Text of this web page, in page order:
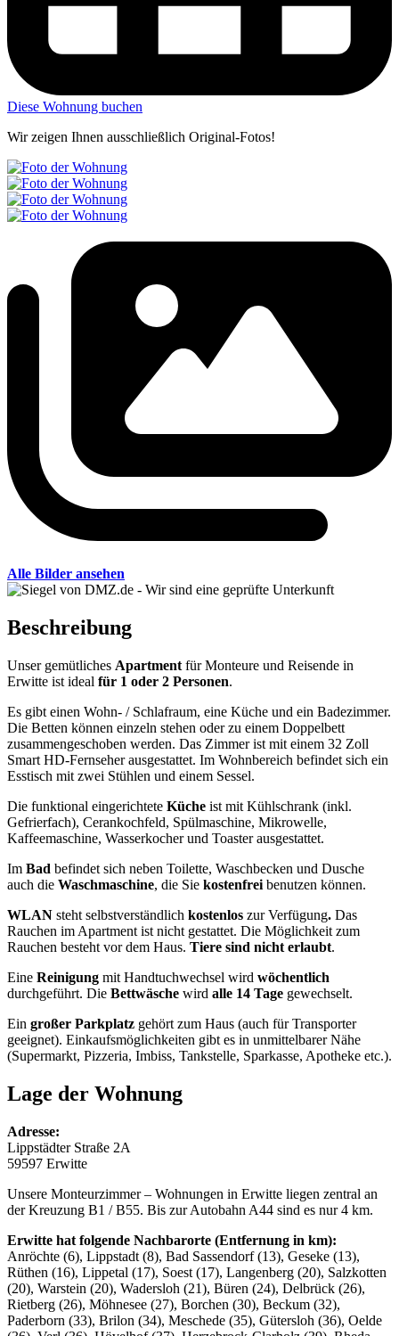
Diese Wohnung buchen
Wir zeigen Ihnen ausschließlich Original-Fotos!
Alle Bilder ansehen
Beschreibung
Unser gemütliches Apartment für Monteure und Reisende in
Erwitte ist ideal für 1 oder 2 Personen.
Es gibt einen Wohn- / Schlafraum, eine Küche und ein Badezimmer.
Die Betten können einzeln stehen oder zu einem Doppelbett
zusammengeschoben werden. Das Zimmer ist mit einem 32 Zoll
Smart HD-Fernseher ausgestattet. Im Wohnbereich befindet sich ein
Esstisch mit zwei Stühlen und einem Sessel.
Die funktional eingerichtete Küche ist mit Kühlschrank (inkl.
Gefrierfach), Cerankochfeld, Spülmaschine, Mikrowelle,
Kaffeemaschine, Wasserkocher und Toaster ausgestattet.
Im Bad befindet sich neben Toilette, Waschbecken und Dusche
auch die Waschmaschine, die Sie kostenfrei benutzen können.
WLAN steht selbstverständlich kostenlos zur Verfügung. Das
Rauchen im Apartment ist nicht gestattet. Die Möglichkeit zum
Rauchen besteht vor dem Haus. Tiere sind nicht erlaubt.
Eine Reinigung mit Handtuchwechsel wird wöchentlich
durchgeführt. Die Bettwäsche wird alle 14 Tage gewechselt.
Ein großer Parkplatz gehört zum Haus (auch für Transporter
geeignet). Einkaufsmöglichkeiten gibt es in unmittelbarer Nähe
(Supermarkt, Pizzeria, Imbiss, Tankstelle, Sparkasse, Apotheke etc.).
Lage der Wohnung
Adresse:
Lippstädter Straße 2A
59597 Erwitte
Unsere Monteurzimmer – Wohnungen in Erwitte liegen zentral an
der Kreuzung B1 / B55. Bis zur Autobahn A44 sind es nur 4 km.
Erwitte hat folgende Nachbarorte (Entfernung in km):
Anröchte (6), Lippstadt (8), Bad Sassendorf (13), Geseke (13),
Rüthen (16), Lippetal (17), Soest (17), Langenberg (20), Salzkotten
(20), Warstein (20), Wadersloh (21), Büren (24), Delbrück (26),
Rietberg (26), Möhnesee (27), Borchen (30), Beckum (32),
Paderborn (33), Brilon (34), Meschede (35), Gütersloh (36), Oelde